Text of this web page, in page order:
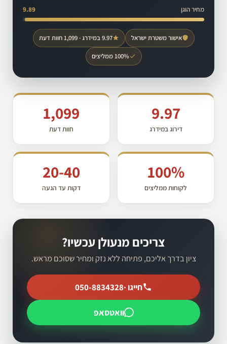
מחיר הוגן 9.89
אישור משטרת ישראל 9.97 במידרג · 1,099 חוות דעת
100% ממליצים
9.97
דירוג במידרג
1,099
חוות דעת
100%
לקוחות ממליצים
20-40
דקות עד הגעה
צריכים מנעולן עכשיו?
ציון בדרך אליכם, פתיחה ללא נזק ומחיר שסוכם מראש.
חייגו ·050-8834328
וואטסאפ